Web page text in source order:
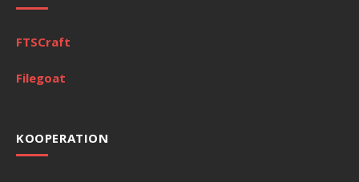
FTSCraft
Filegoat
KOOPERATION